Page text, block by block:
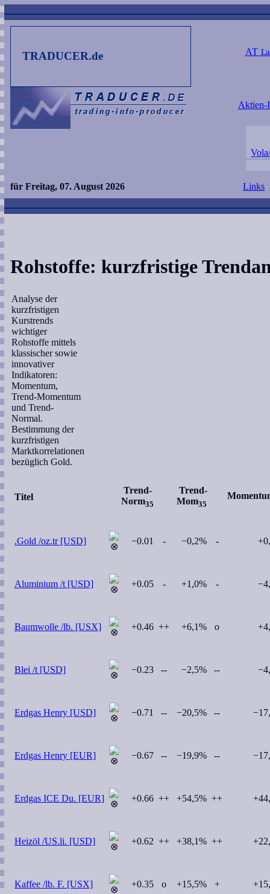
TRADUCER.de AT
Aktien-
für Freitag, 07. August 2026 Links
Rohstoffe: kurzfristige
Analyse der
kurzfristigen
Kurstrends
wichtiger
Rohstoffe mittels
klassischer sowie
innovativer
Indikatoren:
Momentum,
Trend-Momentum
und Trend-
Normal.
Bestimmung der
kurzfristigen
Marktkorrelationen
bezüglich Gold.
Titel
Trend-
Norm35
Trend-
Mom35
.Gold /oz.tr [USD] −0.01 - −0,2% -
Aluminium /t [USD] +0.05 - +1,0% -
Baumwolle /lb. [USX] +0.46 ++ +6,1% o
Blei /t [USD] −0.23 -- −2,5% --
Erdgas Henry [USD] −0.71 -- −20,5% --
Erdgas Henry [EUR] −0.67 -- −19,9% --
Erdgas ICE Du. [EUR] +0.66 ++ +54,5% ++
Heizöl /US.li. [USD] +0.62 ++ +38,1% ++
Kaffee /lb. F. [USX] +0.35 o +15,5% +